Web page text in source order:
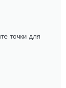
точки для